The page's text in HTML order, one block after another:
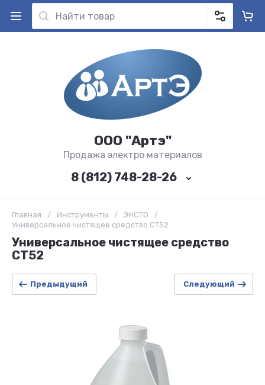
ООО "Артэ"
Продажа электро материалов
8 (812) 748-28-26
Главная / Инструменты / ЭНСТО
/
Универсальное чистящее средство CT52
Универсальное чистящее средство
CT52
Предыдущий Следующий